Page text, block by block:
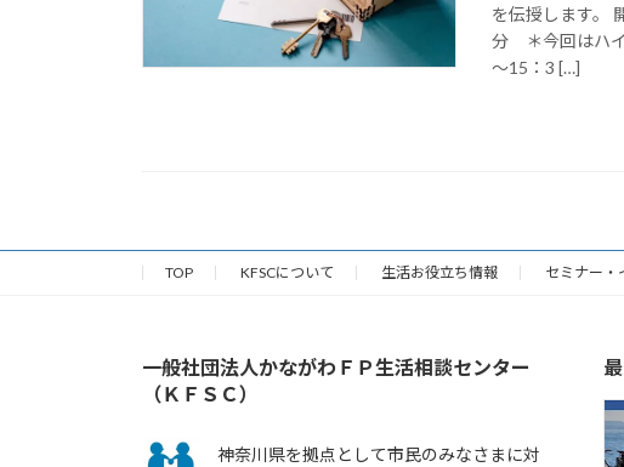
を伝授します。
分 ＊今回は
～15：3 […]
TOP KFSCについて 生活お役立ち情報 セミナー・
一般社団法人かながわＦＰ生活相談センター
（ＫＦＳＣ）
神奈川県を拠点として市民のみなさまに対